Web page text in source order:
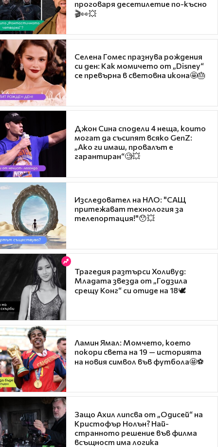
проговаря десетилетие по-късно
🎬👀💥
Селена Гомес празнува рождения
си ден: Как момичето от „Disney“
се превърна в световна икона🤩🎂
Джон Сина сподели 4 неща, които
могат да съсипят всяко GenZ:
„Ако ги имаш, провалът е
гарантиран“🧐💥
Изследовател на НЛО: "САЩ
притежават технология за
телепортация!"😯💥
Трагедия разтърси Холивуд:
Младата звезда от „Годзила
срещу Конг“ си отиде на 18🕊️
Ламин Ямал: Момчето, което
покори света на 19 — историята
на новия символ във футбола🤩⚽
Защо Ахил липсва от „Одисей“ на
Кристофър Нолън? Най-
странното решение във филма
всъщност има логика